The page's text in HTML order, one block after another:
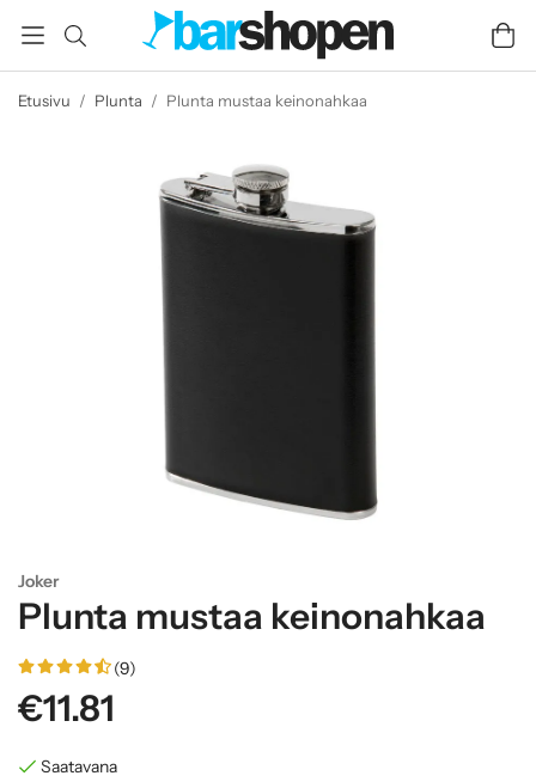
Etusivu / Plunta / Plunta mustaa keinonahkaa
Joker
Plunta mustaa keinonahkaa
(9)
€11.81
Saatavana